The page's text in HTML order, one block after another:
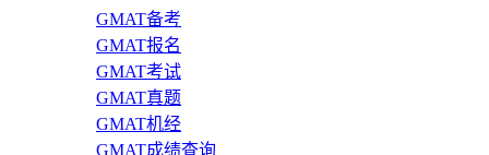
GMAT备考
GMAT报名
GMAT考试
GMAT真题
GMAT机经
GMAT成绩查询